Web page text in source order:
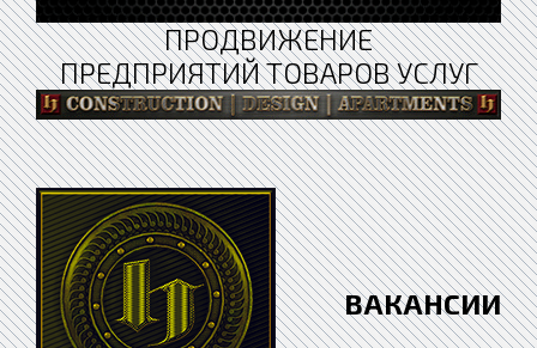
ПРОДВИЖЕНИЕ
ПРЕДПРИЯТИЙ ТОВАРОВ УСЛУГ
ВАКАНСИИ